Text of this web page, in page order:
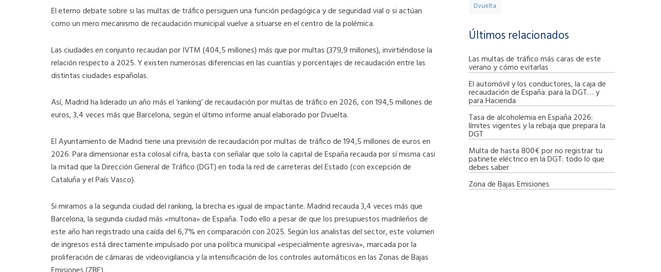
El eterno debate sobre si las multas de tráfico persiguen una función pedagógica y de seguridad vial o si actúan
como un mero mecanismo de recaudación municipal vuelve a situarse en el centro de la polémica.
Las ciudades en conjunto recaudan por IVTM (404,5 millones) más que por multas (379,9 millones), invirtiéndose la
relación respecto a 2025. Y existen numerosas diferencias en las cuantías y porcentajes de recaudación entre las
distintas ciudades españolas.
Así, Madrid ha liderado un año más el ‘ranking’ de recaudación por multas de tráfico en 2026, con 194,5 millones de
euros, 3,4 veces más que Barcelona, según el último informe anual elaborado por Dvuelta.
El Ayuntamiento de Madrid tiene una previsión de recaudación por multas de tráfico de 194,5 millones de euros en
2026. Para dimensionar esta colosal cifra, basta con señalar que solo la capital de España recauda por sí misma casi
la mitad que la Dirección General de Tráfico (DGT) en toda la red de carreteras del Estado (con excepción de
Cataluña y el País Vasco).
Si miramos a la segunda ciudad del ranking, la brecha es igual de impactante. Madrid recauda 3,4 veces más que
Barcelona, la segunda ciudad más «multona» de España. Todo ello a pesar de que los presupuestos madrileños de
este año han registrado una caída del 6,7% en comparación con 2025. Según los analistas del sector, este volumen
de ingresos está directamente impulsado por una política municipal «especialmente agresiva», marcada por la
proliferación de cámaras de videovigilancia y la intensificación de los controles automáticos en las Zonas de Bajas
Dvuelta
Últimos relacionados
Las multas de tráfico más caras de este
verano y cómo evitarlas
El automóvil y los conductores, la caja de
recaudación de España: para la DGT… y
para Hacienda
Tasa de alcoholemia en España 2026:
límites vigentes y la rebaja que prepara la
DGT
Multa de hasta 800€ por no registrar tu
patinete eléctrico en la DGT: todo lo que
debes saber
Zona de Bajas Emisiones